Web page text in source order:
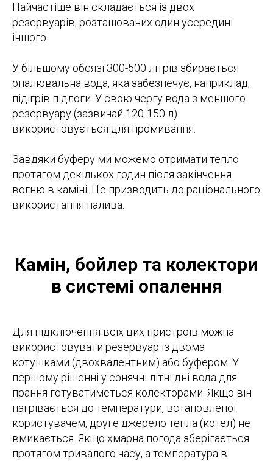
Найчастіше він складається із двох
резервуарів, розташованих один усередині
іншого.
У більшому обсязі 300-500 літрів збирається
опалювальна вода, яка забезпечує, наприклад,
підігрів підлоги. У свою чергу вода з меншого
резервуару (зазвичай 120-150 л)
використовується для промивання.
Завдяки буферу ми можемо отримати тепло
протягом декількох годин після закінчення
вогню в каміні. Це призводить до раціонального
використання палива.
Камін, бойлер та колектори
в системі опалення
Для підключення всіх цих пристроїв можна
використовувати резервуар із двома
котушками (двохвалентним) або буфером. У
першому рішенні у сонячні літні дні вода для
прання готуватиметься колекторами. Якщо він
нагрівається до температури, встановленої
користувачем, друге джерело тепла (котел) не
вмикається. Якщо хмарна погода зберігається
протягом тривалого часу, а температура в